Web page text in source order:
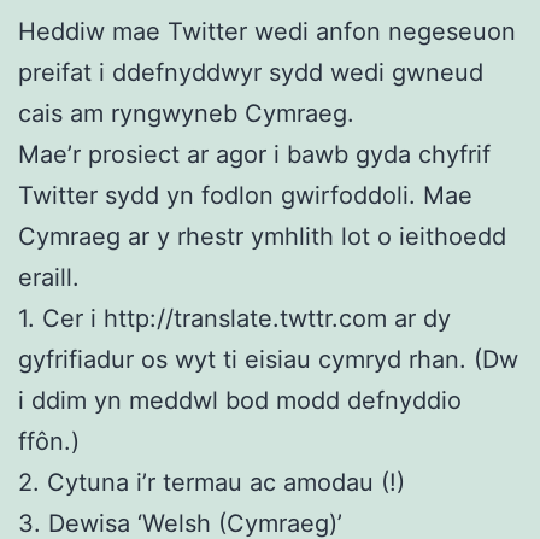
Heddiw mae Twitter wedi anfon negeseuon
preifat i ddefnyddwyr sydd wedi gwneud
cais am ryngwyneb Cymraeg.
Mae’r prosiect ar agor i bawb gyda chyfrif
Twitter sydd yn fodlon gwirfoddoli. Mae
Cymraeg ar y rhestr ymhlith lot o ieithoedd
eraill.
1. Cer i http://translate.twttr.com ar dy
gyfrifiadur os wyt ti eisiau cymryd rhan. (Dw
i ddim yn meddwl bod modd defnyddio
ffôn.)
2. Cytuna i’r termau ac amodau (!)
3. Dewisa ‘Welsh (Cymraeg)’